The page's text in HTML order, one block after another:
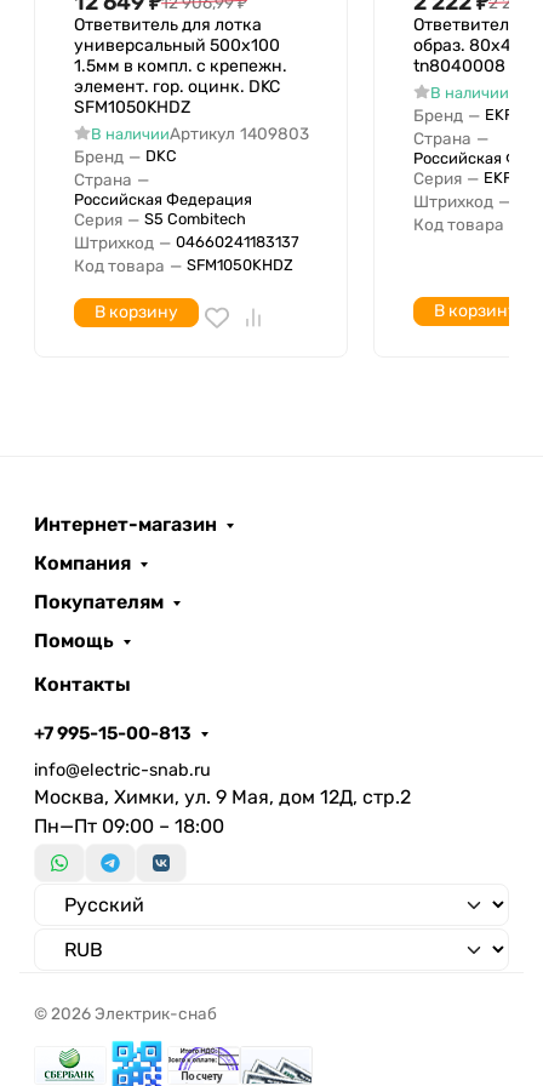
Ответвитель для лотка
универсальный 500х100
1.5мм в компл. с крепежн.
элемент. гор. оцинк. DKC
SFM1050KHDZ
В наличииАртикул 1409803
Бренд — DKC
Страна —
Российская Федерация
Серия — S5 Combitech
Штрихкод — 04660241183137
Код товара — SFM1050KHDZ
В корзину
Ответвитель
образ.
tn8040008
В наличии
Бренд — EKF
Страна —
Российская
Серия — EKF-
Штрихкод —
Код товара
В корзину
Интернет-магазин
Компания
Покупателям
Помощь
Контакты
+7 995-15-00-813
info@electric-snab.ru
Москва, Химки, ул. 9 Мая, дом 12Д, стр.2
Пн—Пт 09:00 – 18:00
© 2026 Электрик-снаб